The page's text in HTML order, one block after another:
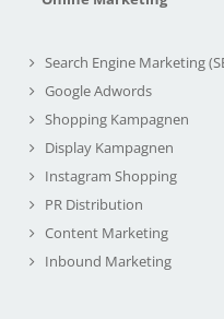
Search Engine Marketing
Google Adwords
Shopping Kampagnen
Display Kampagnen
Instagram Shopping
PR Distribution
Content Marketing
Inbound Marketing